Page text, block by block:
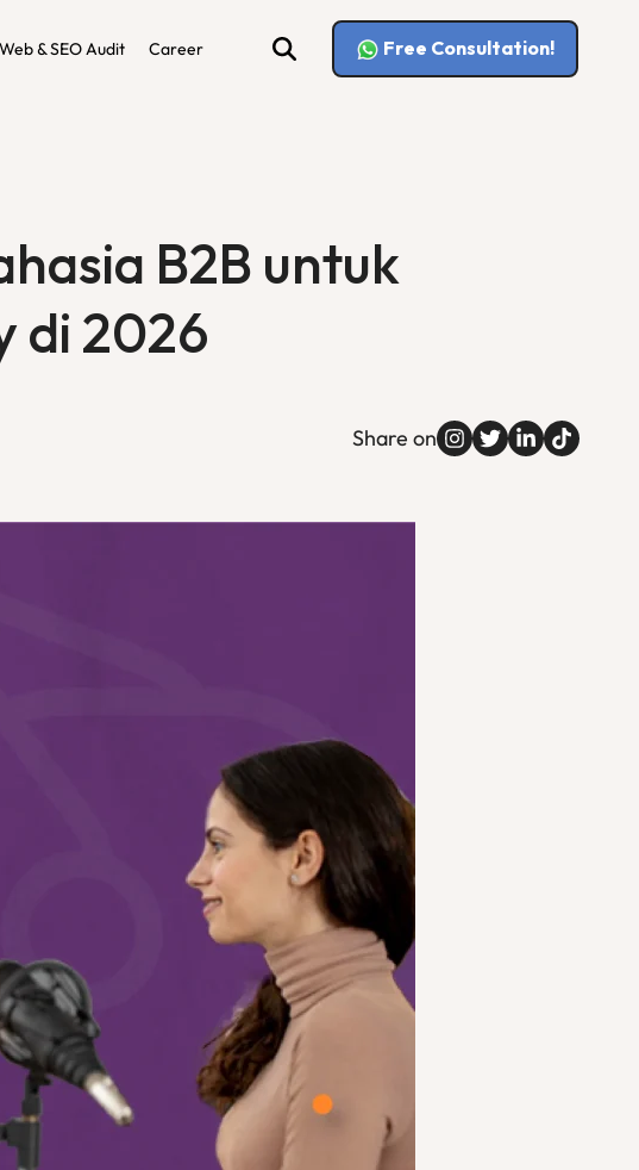
Web & SEO Audit Career Free Consultation!
B2B untuk
di 2026
Share on